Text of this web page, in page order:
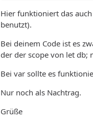
Hier funktioniert das
benutzt).
Bei deinem Code ist es
der der scope von let db;
Bei var sollte es
Nur noch als Nachtrag.
Grüße